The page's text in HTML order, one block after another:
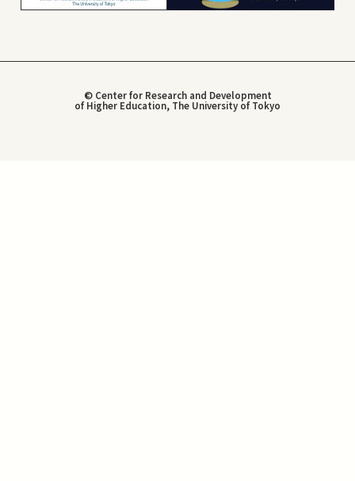
© Center for Research and Development
of Higher Education, The University of Tokyo